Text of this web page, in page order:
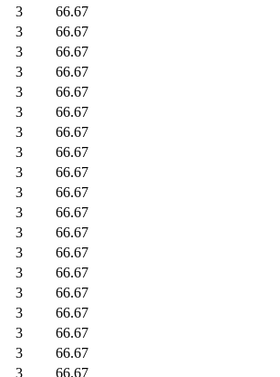
3
66.67
3
66.67
3
66.67
3
66.67
3
66.67
3
66.67
3
66.67
3
66.67
3
66.67
3
66.67
3
66.67
3
66.67
3
66.67
3
66.67
3
66.67
3
66.67
3
66.67
3
66.67
3
66.67